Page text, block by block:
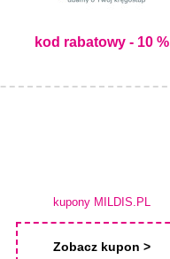
kod rabatowy - 10 %
kupony MILDIS.PL
Zobacz kupon >